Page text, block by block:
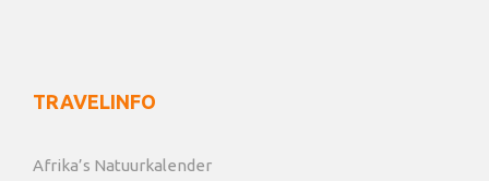
TRAVELINFO
Afrika’s Natuurkalender